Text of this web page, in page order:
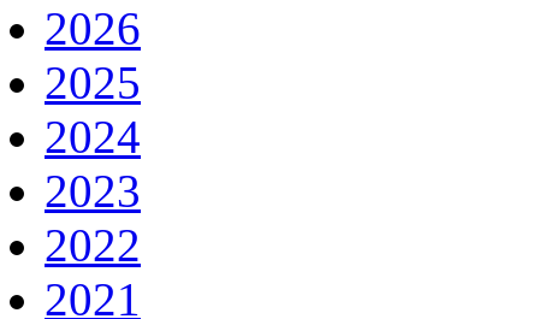
2026
2025
2024
2023
2022
2021